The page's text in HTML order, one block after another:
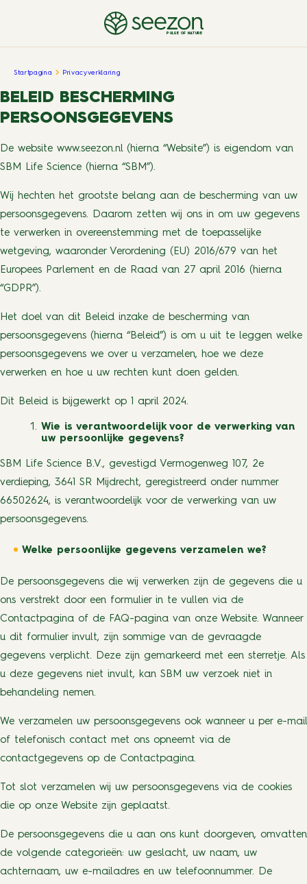
PULSE OF NATURE
Startpagina Privacyverklaring
BELEID BESCHERMING
PERSOONSGEGEVENS
De website www.seezon.nl (hierna “Website”) is eigendom van
SBM Life Science (hierna “SBM”).
Wij hechten het grootste belang aan de bescherming van uw
persoonsgegevens. Daarom zetten wij ons in om uw gegevens
te verwerken in overeenstemming met de toepasselijke
wetgeving, waaronder Verordening (EU) 2016/679 van het
Europees Parlement en de Raad van 27 april 2016 (hierna
“GDPR”).
Het doel van dit Beleid inzake de bescherming van
persoonsgegevens (hierna “Beleid”) is om u uit te leggen welke
persoonsgegevens we over u verzamelen, hoe we deze
verwerken en hoe u uw rechten kunt doen gelden.
Dit Beleid is bijgewerkt op 1 april 2024.
Wie is verantwoordelijk voor de verwerking van
uw persoonlijke gegevens?
SBM Life Science B.V., gevestigd Vermogenweg 107, 2e
verdieping, 3641 SR Mijdrecht, geregistreerd onder nummer
66502624, is verantwoordelijk voor de verwerking van uw
persoonsgegevens.
Welke persoonlijke gegevens verzamelen we?
De persoonsgegevens die wij verwerken zijn de gegevens die u
ons verstrekt door een formulier in te vullen via de
Contactpagina of de FAQ-pagina van onze Website. Wanneer
u dit formulier invult, zijn sommige van de gevraagde
gegevens verplicht. Deze zijn gemarkeerd met een sterretje. Als
u deze gegevens niet invult, kan SBM uw verzoek niet in
behandeling nemen.
We verzamelen uw persoonsgegevens ook wanneer u per e-mail
of telefonisch contact met ons opneemt via de
contactgegevens op de Contactpagina.
Tot slot verzamelen wij uw persoonsgegevens via de cookies
die op onze Website zijn geplaatst.
De persoonsgegevens die u aan ons kunt doorgeven, omvatten
de volgende categorieën: uw geslacht, uw naam, uw
achternaam, uw e-mailadres en uw telefoonnummer. De